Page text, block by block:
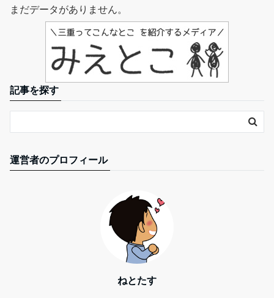
まだデータがありません。
記事を探す
運営者のプロフィール
ねとたす